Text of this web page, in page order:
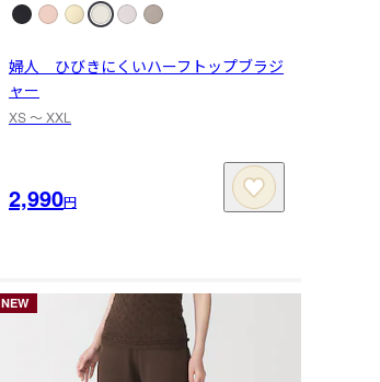
婦人 ひびきにくいハーフトップブラジ
ャー
XS 〜 XXL
2,990円
NEW